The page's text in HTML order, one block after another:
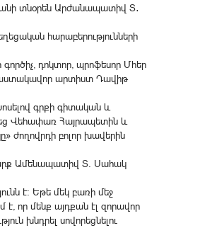
տնօրեն Արժանապատիվ Տ․
հարաբերությունների
դոկտոր, պրոֆեսոր Մհեր
արտիստ Դավիթ
գրքի գիտական և
Վեհափառ Հայրապետին և
ժողովրդի բոլոր խավերին
Ամենապատիվ Տ. Սահակ
է: Եթե մեկ բառի մեջ
է, որ մենք այդքան էլ զորավոր
խնդրել սովորեցնելու